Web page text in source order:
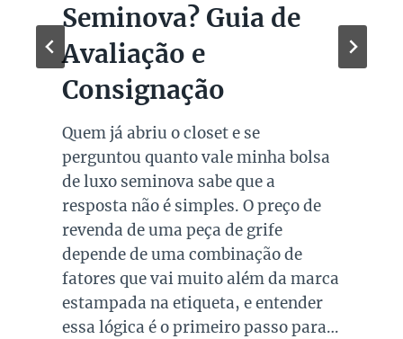
Seminova? Guia de
Avaliação e
Consignação
Quem já abriu o closet e se
perguntou quanto vale minha bolsa
de luxo seminova sabe que a
resposta não é simples. O preço de
revenda de uma peça de grife
depende de uma combinação de
fatores que vai muito além da marca
estampada na etiqueta, e entender
essa lógica é o primeiro passo para…